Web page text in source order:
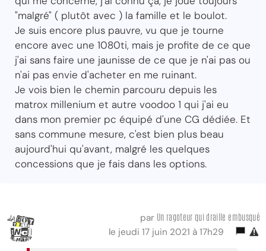
"malgré" ( plutôt avec ) la famille et le boulot.
Je suis encore plus pauvre, vu que je tourne
encore avec une 1080ti, mais je profite de ce que
j'ai sans faire une jaunisse de ce que je n'ai pas ou
n'ai pas envie d'acheter en me ruinant.
Je vois bien le chemin parcouru depuis les
matrox millenium et autre voodoo 1 qui j'ai eu
dans mon premier pc équipé d'une CG dédiée. Et
sans commune mesure, c'est bien plus beau
aujourd'hui qu'avant, malgré les quelques
concessions que je fais dans les options.
par Un ragoteur qui draille embusqué
le jeudi 17 juin 2021 à 17h29